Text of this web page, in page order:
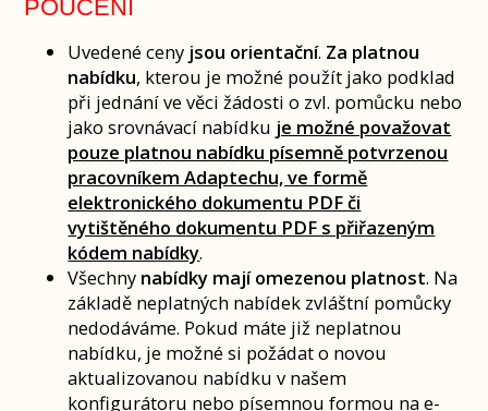
POUČENÍ
Uvedené ceny jsou orientační. Za platnou
nabídku, kterou je možné použít jako podklad
při jednání ve věci žádosti o zvl. pomůcku nebo
jako srovnávací nabídku je možné považovat
pouze platnou nabídku písemně potvrzenou
pracovníkem Adaptechu, ve formě
elektronického dokumentu PDF či
vytištěného dokumentu PDF s přiřazeným
kódem nabídky.
Všechny nabídky mají omezenou platnost. Na
základě neplatných nabídek zvláštní pomůcky
nedodáváme. Pokud máte již neplatnou
nabídku, je možné si požádat o novou
aktualizovanou nabídku v našem
konfigurátoru nebo písemnou formou na e-